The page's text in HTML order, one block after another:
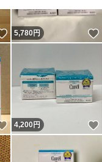
いいね！
5,780円
いいね！
4,200円